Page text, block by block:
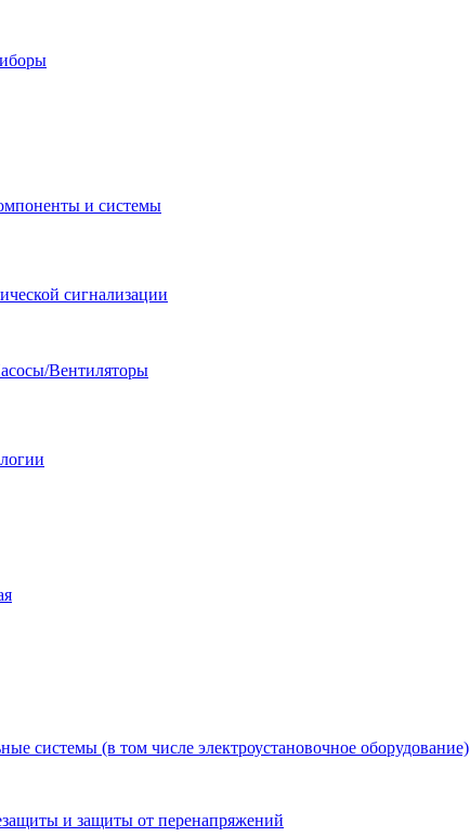
и системы
сигнализации
Вентиляторы
системы (в том числе электроустановочное оборудование)
и защиты от перенапряжений